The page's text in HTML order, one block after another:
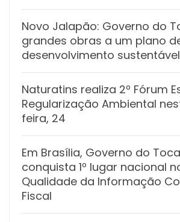
Novo Jalapão: Governo do
grandes obras a um plano
desenvolvimento sustentável
Naturatins realiza 2º Fórum
Regularização Ambiental
feira, 24
Em Brasília, Governo do
conquista 1º lugar nacional
Qualidade da Informação
Fiscal